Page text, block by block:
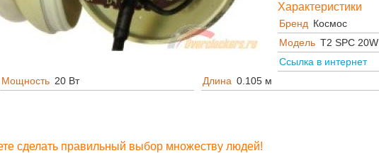
Характеристики
Бренд Космос
Модель T2 SPC
Ссылка в интернет
Мощность 20 Вт Длина 0.105 м
сделать правильный выбор множеству людей!